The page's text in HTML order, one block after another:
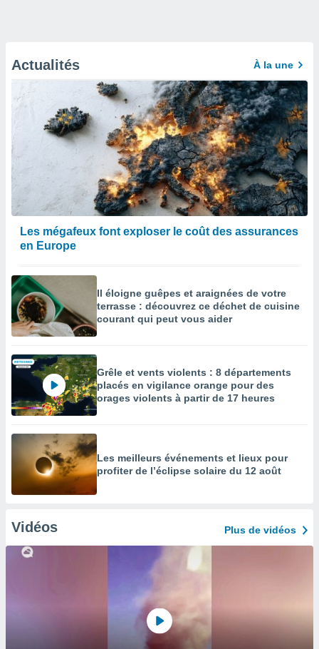
Actualités À la une
Les mégafeux font exploser le coût des assurances
en Europe
Il éloigne guêpes et araignées de votre
terrasse : découvrez ce déchet de cuisine
courant qui peut vous aider
Grêle et vents violents : 8 départements
placés en vigilance orange pour des
orages violents à partir de 17 heures
Les meilleurs événements et lieux pour
profiter de l’éclipse solaire du 12 août
Vidéos Plus de vidéos